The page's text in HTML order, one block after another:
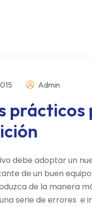
Admin
prácticos
debe adoptar un
de un buen
de la manera
serie de errores e